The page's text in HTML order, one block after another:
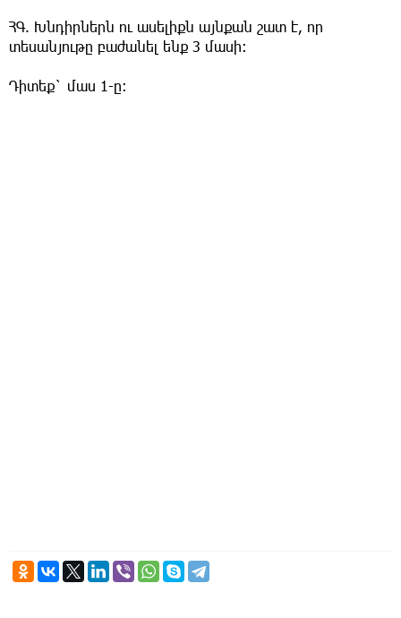
ՀԳ. Խնդիրներն ու ասելիքն այնքան շատ է, որ
տեսանյութը բաժանել ենք 3 մասի:
Դիտեք` մաս 1-ը: